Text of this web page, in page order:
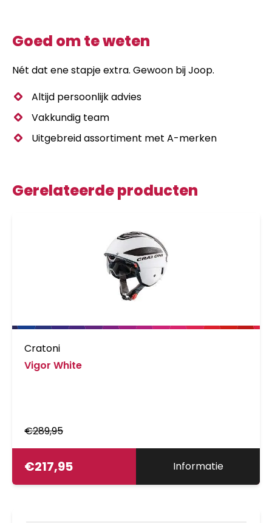
Goed om te weten
Nét dat ene stapje extra. Gewoon bij Joop.
Altijd persoonlijk advies
Vakkundig team
Uitgebreid assortiment met A-merken
Gerelateerde producten
Cratoni
Vigor White
€289,95
€217,95 Informatie